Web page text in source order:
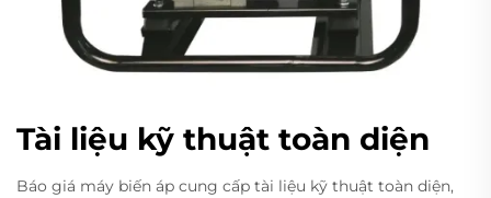
Tài liệu kỹ thuật toàn diện
Báo giá máy biến áp cung cấp tài liệu kỹ thuật toàn diện,